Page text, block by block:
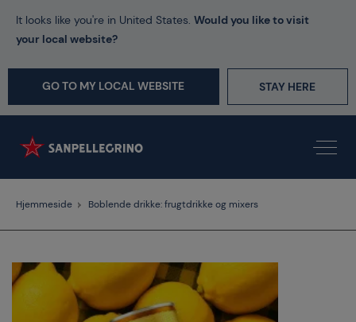
It looks like you're in United States. Would you like to visit
your local website?
GO TO MY LOCAL WEBSITE STAY HERE
Hjemmeside Boblende drikke: frugtdrikke og mixers